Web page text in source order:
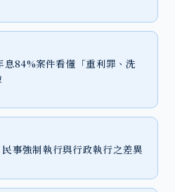
84%案件看懂「重利罪、洗
事強制執行與行政執行之差異